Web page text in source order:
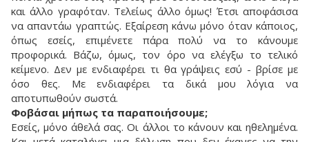
και άλλο γραφόταν. Τελείως άλλο όμως! Έτσι αποφάσισα
να απαντάω γραπτώς. Εξαίρεση κάνω μόνο όταν κάποιος,
όπως εσείς, επιμένετε πάρα πολύ να το κάνουμε
προφορικά. Βάζω, όμως, τον όρο να ελέγξω το τελικό
κείμενο. Δεν με ενδιαφέρει τι θα γράψεις εσύ - βρίσε με
όσο θες. Με ενδιαφέρει τα δικά μου λόγια να
αποτυπωθούν σωστά.
Φοβάσαι μήπως τα παραποιήσουμε;
Εσείς, μόνο άθελά σας. Οι άλλοι το κάνουν και ηθελημένα.